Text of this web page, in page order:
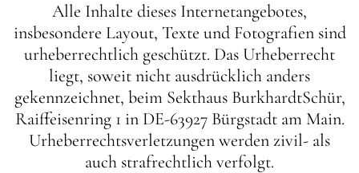
Alle Inhalte dieses Internetangebotes,
insbesondere Layout, Texte und Fotografien sind
urheberrechtlich geschützt. Das Urheberrecht
liegt, soweit nicht ausdrücklich anders
gekennzeichnet, beim Sekthaus BurkhardtSchür,
Raiffeisenring 1 in DE-63927 Bürgstadt am Main.
Urheberrechtsverletzungen werden zivil- als
auch strafrechtlich verfolgt.